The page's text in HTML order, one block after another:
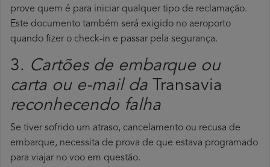
prove quem é para iniciar qualquer tipo de reclamação.
Este documento também será exigido no aeroporto
quando fizer o check-in e passar pela segurança.
3. Cartões de embarque ou
carta ou e-mail da Transavia
reconhecendo falha
Se tiver sofrido um atraso, cancelamento ou recusa de
embarque, necessita de prova de que estava programado
para viajar no voo em questão.